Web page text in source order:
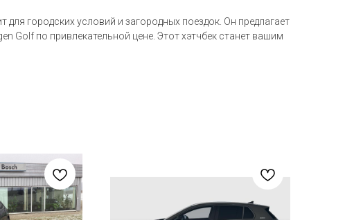
городских условий и загородных поездок. Он предлагает
Golf по привлекательной цене. Этот хэтчбек станет вашим